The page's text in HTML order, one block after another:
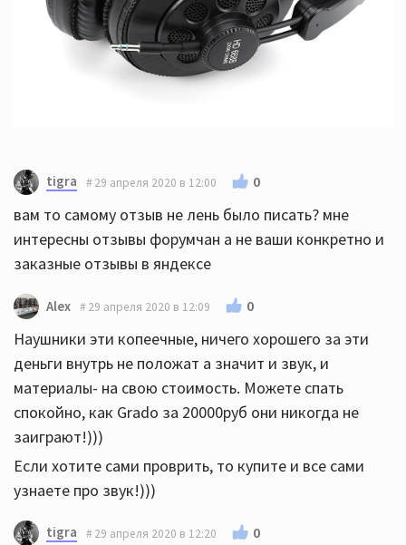
tigra 29 апреля 2020 в 12:00 0
вам то самому отзыв не лень было писать? мне
интересны отзывы форумчан а не ваши конкретно и
заказные отзывы в яндексе
Alex 29 апреля 2020 в 12:09 0
Наушники эти копеечные, ничего хорошего за эти
деньги внутрь не положат а значит и звук, и
материалы- на свою стоимость. Можете спать
спокойно, как Grado за 20000руб они никогда не
заиграют!)))
Если хотите сами проврить, то купите и все сами
узнаете про звук!)))
tigra 29 апреля 2020 в 12:20 0